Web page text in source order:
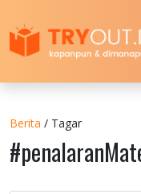
Berita / Tagar